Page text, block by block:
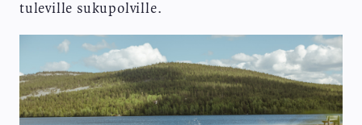
tuleville sukupolville.